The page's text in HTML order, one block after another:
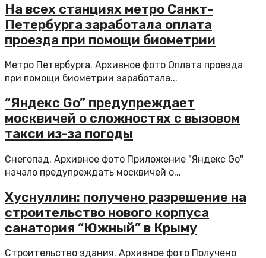
На всех станциях метро Санкт-
Петербурга заработала оплата
проезда при помощи биометрии
Метро Петербурга. Архивное фото Оплата проезда
при помощи биометрии заработала...
“Яндекс Go” предупреждает
москвичей о сложностях с вызовом
такси из-за погоды
Снегопад. Архивное фото Приложение "Яндекс Go"
начало предупреждать москвичей о...
Хуснуллин: получено разрешение на
строительство нового корпуса
санатория “Южный” в Крыму
Строительство здания. Архивное фото Получено